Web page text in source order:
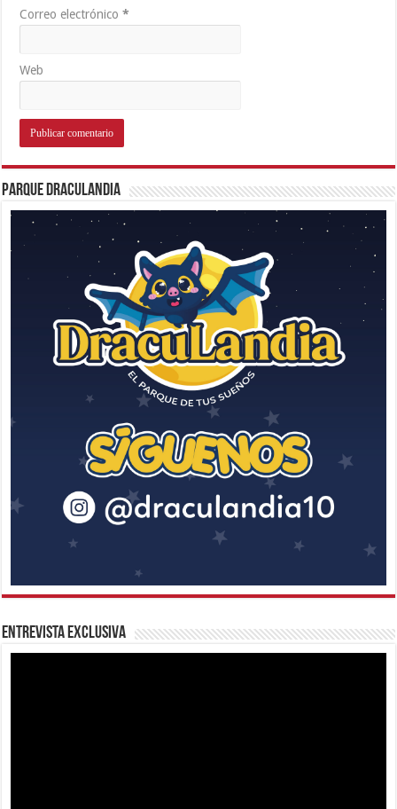
Correo electrónico*
Web
Parque Draculandia
Entrevista Exclusiva